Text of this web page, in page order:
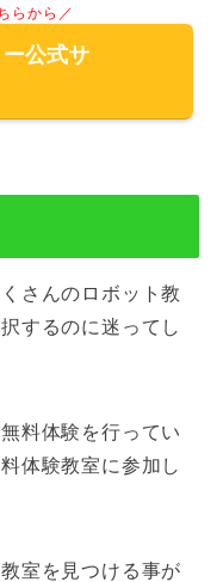
らから／
公式サ
さんのロボット教
するのに迷ってし
料体験を行ってい
体験教室に参加し
室を見つける事が